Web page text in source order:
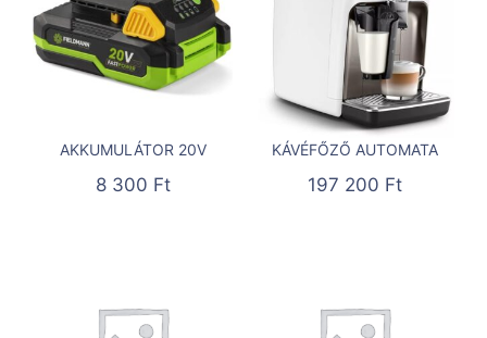
AKKUMULÁTOR 20V
8 300 Ft
KÁVÉFŐZŐ AUTOMATA
197 200 Ft